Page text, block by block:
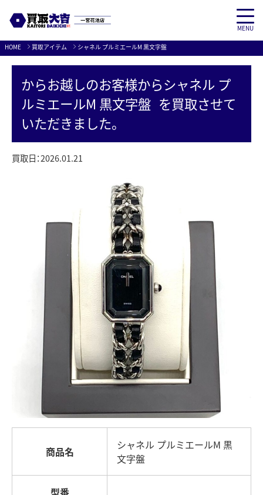
Skip
to
MENU
HOME 買取アイテム シャネル プルミエールM 黒文字盤
からお越しのお客様からシャネル プ
ルミエールM 黒文字盤 を買取させて
いただきました。
買取日：2026.01.21
商品名
シャネル プルミエールM 黒
文字盤
型番